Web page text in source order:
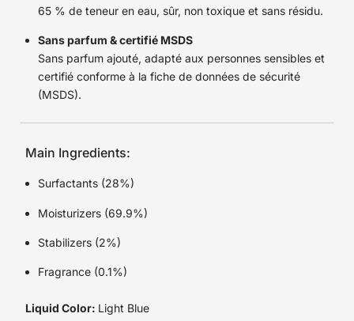
65 % de teneur en eau, sûr, non toxique et sans résidu.
Sans parfum & certifié MSDS
Sans parfum ajouté, adapté aux personnes sensibles et
certifié conforme à la fiche de données de sécurité
(MSDS).
Main Ingredients:
Surfactants (28%)
Moisturizers (69.9%)
Stabilizers (2%)
Fragrance (0.1%)
Liquid Color: Light Blue